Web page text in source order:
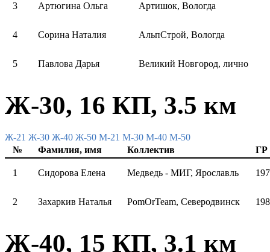
3 Артюгина Ольга Артишок, Вологда
4 Сорина Наталия АльпСтрой, Вологда
5 Павлова Дарья Великий Новгород, лично
Ж-30, 16 КП, 3.5 км
Ж-21 Ж-30 Ж-40 Ж-50 М-21 М-30 М-40 М-50
№
Фамилия, имя Коллектив ГР
1 Сидорова Елена Медведь - МИГ, Ярославль
2 Захаркив Наталья PomOrTeam, Северодвинск
Ж-40, 15 КП, 3.1 км